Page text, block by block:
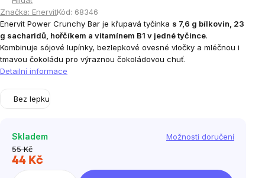
Značka: EnervitKód: 68346
Enervit Power Crunchy Bar je křupavá tyčinka s 7,6 g bílkovin, 23
g sacharidů, hořčíkem a vitamínem B1 v jedné tyčince.
Kombinuje sójové lupínky, bezlepkové ovesné vločky a mléčnou i
tmavou čokoládu pro výraznou čokoládovou chuť.
Detailní informace
Bez lepku
Skladem
Možnosti doručení
55 Kč
44 Kč